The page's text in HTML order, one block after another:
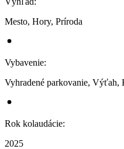
Mesto, Hory, Príroda
Vybavenie:
Vyhradené parkovanie, Výťah,
Rok kolaudácie:
2025